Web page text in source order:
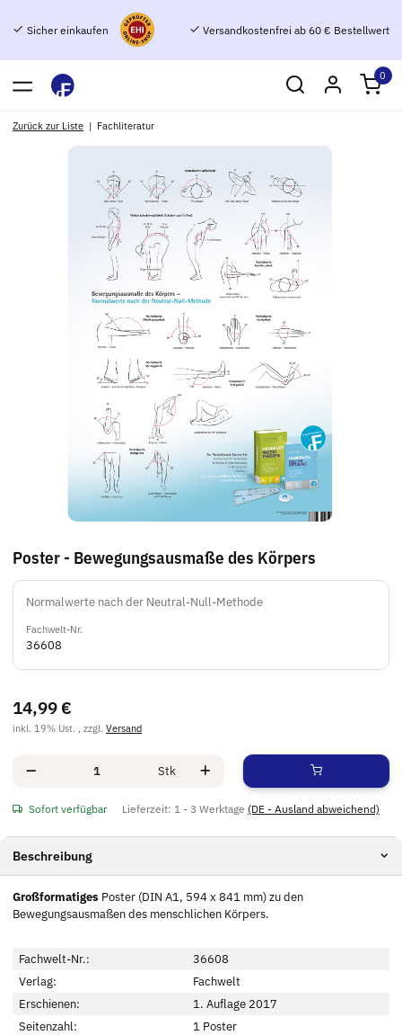
Sicher einkaufen Versandkostenfrei ab 60 € Bestellwert
0
Zurück zur Liste Fachliteratur
Poster - Bewegungsausmaße des Körpers
Normalwerte nach der Neutral-Null-Methode
Fachwelt-Nr.
36608
14,99 €
inkl. 19% Ust. , zzgl. Versand
Stk
Sofort verfügbar Lieferzeit: 1 - 3 Werktage (DE - Ausland abweichend)
Beschreibung
Großformatiges Poster (DIN A1, 594 x 841 mm) zu den
Bewegungsausmaßen des menschlichen Körpers.
Fachwelt-Nr.:
36608
Verlag:
Fachwelt
Erschienen:
1. Auflage 2017
Seitenzahl:
1 Poster